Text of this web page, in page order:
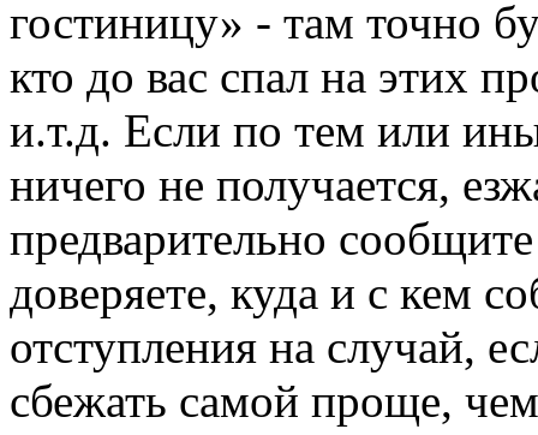
гостиницу» - там точно
кто до вас спал на этих
и.т.д. Если по тем или
ничего не получается,
предварительно
доверяете, куда и с кем
отступления на случай,
сбежать самой проще,